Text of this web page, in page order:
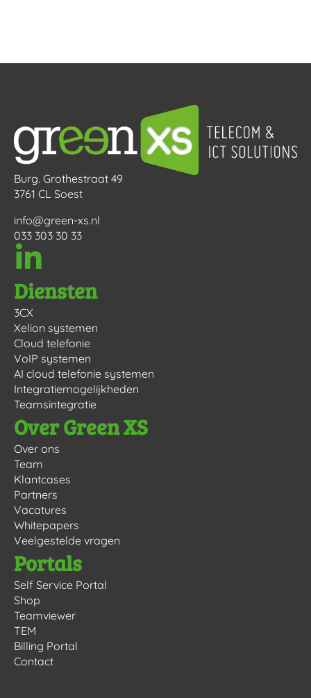
Burg. Grothestraat 49
3761 CL Soest
info@green-xs.nl
033 303 30 33
Diensten
3CX
Xelion systemen
Cloud telefonie
VoIP systemen
AI cloud telefonie systemen
Integratiemogelijkheden
Teamsintegratie
Over Green XS
Over ons
Team
Klantcases
Partners
Vacatures
Whitepapers
Veelgestelde vragen
Portals
Self Service Portal
Shop
Teamviewer
TEM
Billing Portal
Contact